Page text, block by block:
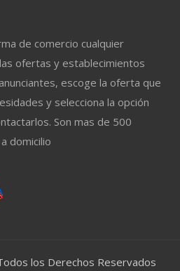
de comercio cualquier
ofertas y establecimientos
escoge la oferta que
y selecciona la opción
Son mas de 500
domicilio
los Derechos Reservados